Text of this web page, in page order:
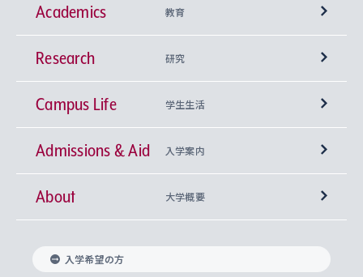
Academics 教育
学部
神学部
文学部
総合人間科学部
興味から学科を探す
上智大学の全学共通教育
基盤教育センター
キリスト教人間学
上智大学の語学教育
言語教育研究センター
上智大学のグローバル教育
Research 研究
研究所 等
キリスト教文化研究所
中世思想研究所
Sophia Open Research Weeks (SORW)
産官学連携
知的財産
Campus Life 学生生活
学期区分と授業時間割
課外活動
課外教育プログラム
グローバルな学びのコミュニティ
Admissions & Aid 入学案内
上智大学で取得できる学位
入れの方針）
About 大学概要
理事長・学長メッセージ
入学希望の方